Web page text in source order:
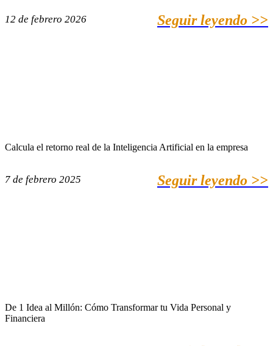
12 de febrero 2026 Seguir leyendo >>
Calcula el retorno real de la Inteligencia Artificial en la empresa
7 de febrero 2025 Seguir leyendo >>
De 1 Idea al Millón: Cómo Transformar tu Vida Personal y
Financiera